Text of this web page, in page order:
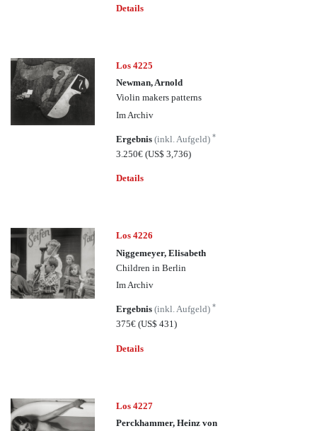
Details
Los 4225
Newman, Arnold
Violin makers patterns
Im Archiv
Ergebnis(inkl. Aufgeld)*
3.250€(US$ 3,736)
Details
Los 4226
Niggemeyer, Elisabeth
Children in Berlin
Im Archiv
Ergebnis(inkl. Aufgeld)*
375€(US$ 431)
Details
Los 4227
Perckhammer, Heinz von